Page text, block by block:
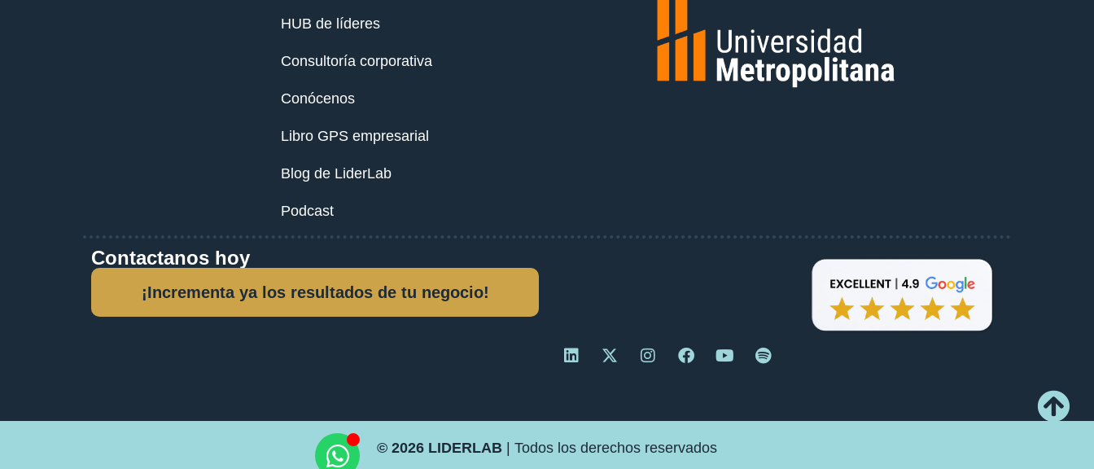
HUB de líderes
Consultoría corporativa
Conócenos
Libro GPS empresarial
Blog de LiderLab
Podcast
Contactanos hoy
¡Incrementa ya los resultados de tu negocio!
© 2026 LIDERLAB | Todos los derechos reservados